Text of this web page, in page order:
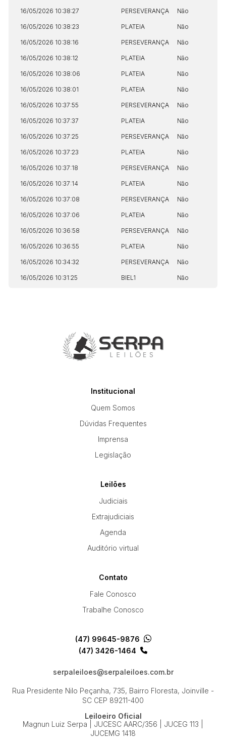
16/05/2026 10:38:27 PERSEVERANÇA Não
16/05/2026 10:38:23 PLATEIA Não
16/05/2026 10:38:16 PERSEVERANÇA Não
16/05/2026 10:38:12 PLATEIA Não
16/05/2026 10:38:06 PLATEIA Não
16/05/2026 10:38:01 PLATEIA Não
16/05/2026 10:37:55 PERSEVERANÇA Não
16/05/2026 10:37:37 PLATEIA Não
16/05/2026 10:37:25 PERSEVERANÇA Não
16/05/2026 10:37:23 PLATEIA Não
16/05/2026 10:37:18 PERSEVERANÇA Não
16/05/2026 10:37:14 PLATEIA Não
16/05/2026 10:37:08 PERSEVERANÇA Não
16/05/2026 10:37:06 PLATEIA Não
16/05/2026 10:36:58 PERSEVERANÇA Não
16/05/2026 10:36:55 PLATEIA Não
16/05/2026 10:34:32 PERSEVERANÇA Não
16/05/2026 10:31:25 BIEL1 Não
Institucional
Quem Somos
Dúvidas Frequentes
Imprensa
Legislação
Leilões
Judiciais
Extrajudiciais
Agenda
Auditório virtual
Contato
Fale Conosco
Trabalhe Conosco
(47) 99645-9876
(47) 3426-1464
serpaleiloes@serpaleiloes.com.br
Rua Presidente Nilo Peçanha, 735, Bairro Floresta, Joinville -
SC CEP 89211-400
Leiloeiro Oficial
Magnun Luiz Serpa | JUCESC AARC/356 | JUCEG 113 |
JUCEMG 1418